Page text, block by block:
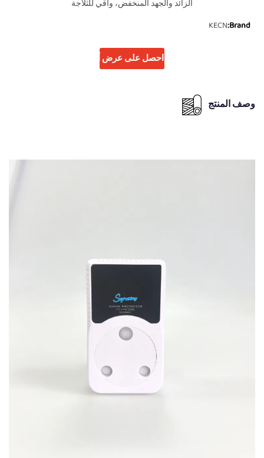
الزائد والجهد المنخفض، واقي للثلاجة
Brand:
KECN
احصل على عرض أسعار
وصف المنتج